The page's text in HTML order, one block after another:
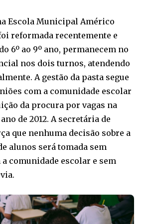
Escola Municipal Américo
reformada recentemente e
6º ao 9º ano, permanecem no
nos dois turnos, atendendo
A gestão da pasta segue
com a comunidade escolar
da procura por vagas na
de 2012. A secretária de
que nenhuma decisão sobre a
alunos será tomada sem
comunidade escolar e sem